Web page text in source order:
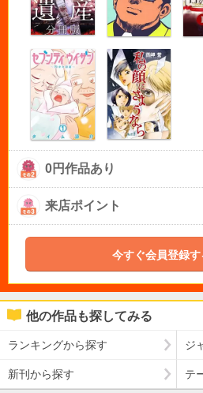
0円作品あり
来店ポイント
今すぐ会員登録
他の作品も探してみる
ランキングから探す ジ
新刊から探す テ